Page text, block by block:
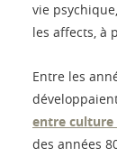
vie
les affects, à
Entre les
entre
des années